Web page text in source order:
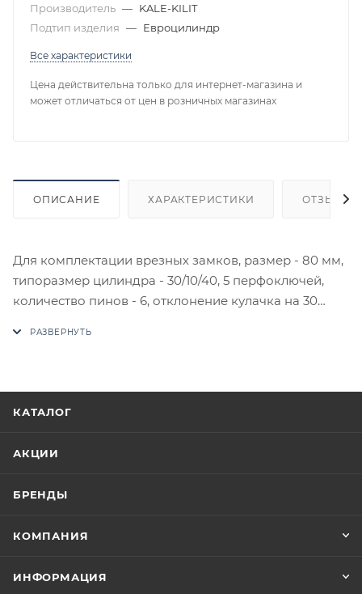
Производитель — KALE-KILIT
Подтип изделия — Евроцилиндр
Все характеристики
Цена действительна только для интернет-магазина и
может отличаться от цен в розничных магазинах
ОПИСАНИЕ ХАРАКТЕРИСТИКИ ОТЗЫВЫ
Для комплектации врезных замков, размер - 80 мм,
типоразмер цилиндра - 30/10/40, 5 перфоключей,
количество пинов - 6, отклонение кулачка на 30
Для межкомнатных, а также входных дверей, за
Цилиндровый механизм KALE KILIT S-серии
(вскрытие цилиндра около 5 минут).
в счете может быть предложен аналог на
КАТАЛОГ
АКЦИИ
БРЕНДЫ
КОМПАНИЯ
ИНФОРМАЦИЯ